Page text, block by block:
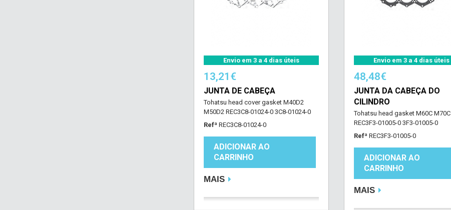
Envio em 3 a 4 dias úteis
13,21€
JUNTA DE CABEÇA
Tohatsu head cover gasket M40D2
M50D2 REC3C8-01024-0 3C8-01024-0
Refª REC3C8-01024-0
ADICIONAR AO
CARRINHO
MAIS
Envio em 3 a 4 dias úteis
48,48€
JUNTA DA CABEÇA DO
CILINDRO
Tohatsu head gasket M60C M70C
REC3F3-01005-0 3F3-01005-0
Refª REC3F3-01005-0
ADICIONAR AO
CARRINHO
MAIS